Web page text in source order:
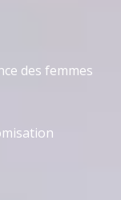
des femmes